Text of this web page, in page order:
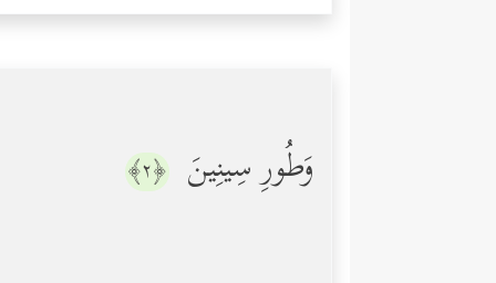
وَطُورِ سِینِینَ ﴿٢﴾